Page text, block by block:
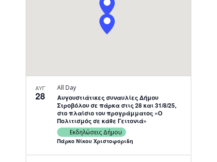
ΑΥΓ
28
Αυγουστιάτικες συναυλίες Δήμου
Στροβόλου σε πάρκα στις 28 και 31/8/25,
στο πλαίσιο του προγράμματος «Ο
Πολιτισμός σε κάθε Γειτονιά»
All Day
Εκδηλώσεις Δήμου
Πάρκο Νίκου Χριστοφοριδη